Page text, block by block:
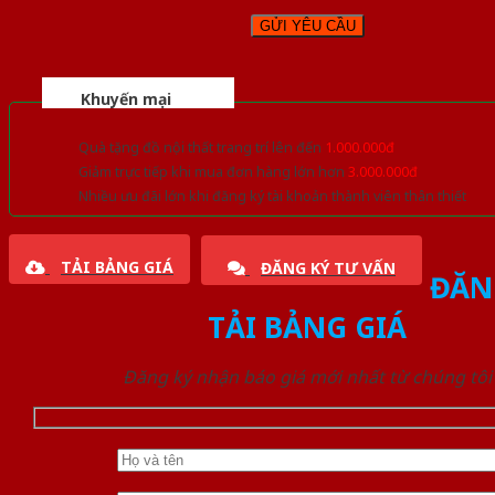
Khuyến mại
Quà tặng đồ nội thất trang trí lên đến 1.000.000đ
Giảm trực tiếp khi mua đơn hàng lớn hơn 3.000.000đ
Nhiều ưu đãi lớn khi đăng ký tài khoản thành viên thân thiết
TẢI BẢNG GIÁ ĐĂNG KÝ TƯ VẤN
TẢI BẢNG GIÁ
Đăng ký nhận báo giá mới nhất từ chúng tôi